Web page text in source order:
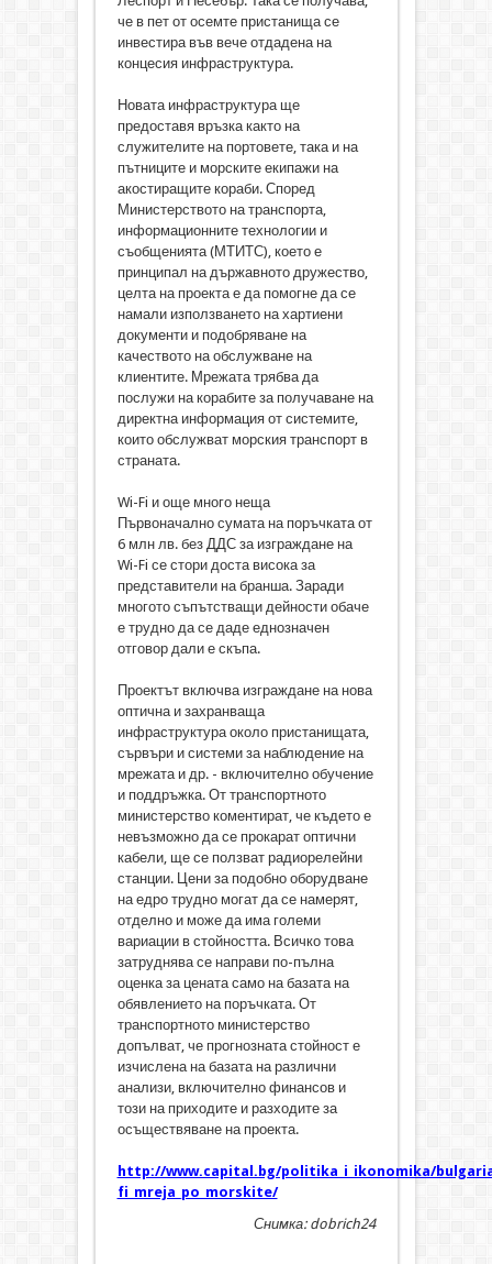
че в пет от осемте пристанища се
инвестира във вече отдадена на
концесия инфраструктура.
Новата инфраструктура ще
предоставя връзка както на
служителите на портовете, така и на
пътниците и морските екипажи на
акостиращите кораби. Според
Министерството на транспорта,
информационните технологии и
съобщенията (МТИТС), което е
принципал на държавното дружество,
целта на проекта е да помогне да се
намали използването на хартиени
документи и подобряване на
качеството на обслужване на
клиентите. Мрежата трябва да
послужи на корабите за получаване на
директна информация от системите,
които обслужват морския транспорт в
страната.
Wi-Fi и още много неща
Първоначално сумата на поръчката от
6 млн лв. без ДДС за изграждане на
Wi-Fi се стори доста висока за
представители на бранша. Заради
многото съпътстващи дейности обаче
е трудно да се даде еднозначен
отговор дали е скъпа.
Проектът включва изграждане на нова
оптична и захранваща
инфраструктура около пристанищата,
сървъри и системи за наблюдение на
мрежата и др. - включително обучение
и поддръжка. От транспортното
министерство коментират, че където е
невъзможно да се прокарат оптични
кабели, ще се ползват радиорелейни
станции. Цени за подобно оборудване
на едро трудно могат да се намерят,
отделно и може да има големи
вариации в стойността. Всичко това
затруднява се направи по-пълна
оценка за цената само на базата на
обявлението на поръчката. От
транспортното министерство
допълват, че прогнозната стойност е
изчислена на базата на различни
анализи, включително финансов и
този на приходите и разходите за
осъществяване на проекта.
http://www.capital.bg/politika_i_ikonomika/
fi_mreja_po_morskite/
Снимка: dobrich24